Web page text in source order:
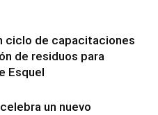
ciclo de capacitaciones
de residuos para
Esquel
celebra un nuevo